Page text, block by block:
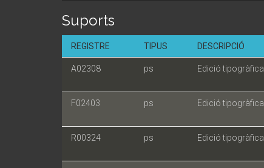
Suports
REGISTRE TIPUS DESCRIPCIÓ
A02308 ps Edició tipogràfica
F02403 ps Edició tipogràfica
R00324 ps Edició tipogràfica